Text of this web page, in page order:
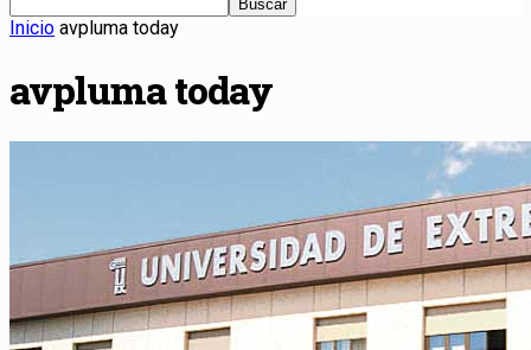
Inicio avpluma today
avpluma today